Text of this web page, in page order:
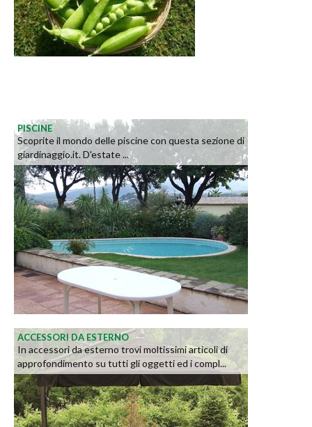
PISCINE
Scoprite il mondo delle piscine con questa sezione di
giardinaggio.it. D'estate ...
ACCESSORI DA ESTERNO
In accessori da esterno trovi moltissimi articoli di
approfondimento su tutti gli oggetti ed i compl...